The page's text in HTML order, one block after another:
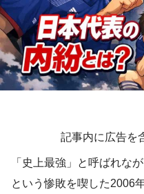
記事内に広告を
「史上最強」と呼ばれな
という惨敗を喫した2006